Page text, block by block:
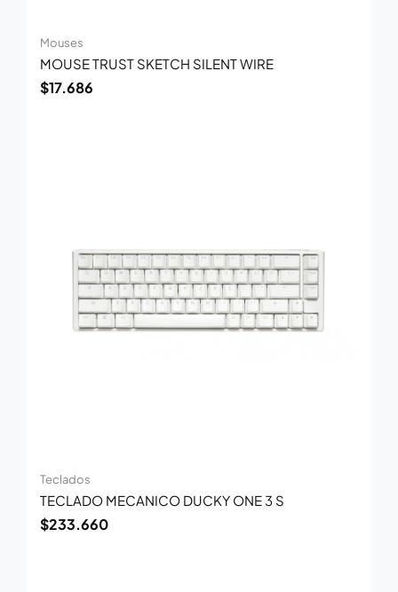
Mouses
MOUSE TRUST SKETCH SILENT WIRE
$17.686
Teclados
TECLADO MECANICO DUCKY ONE 3 S
$233.660